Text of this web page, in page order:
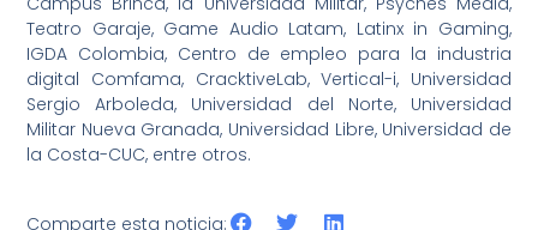
Teatro Garaje, Game Audio Latam, Latinx in Gaming,
IGDA Colombia, Centro de empleo para la industria
digital Comfama, CracktiveLab, Vertical-i, Universidad
Sergio Arboleda, Universidad del Norte, Universidad
Militar Nueva Granada, Universidad Libre, Universidad de
la Costa-CUC, entre otros.
Comparte esta noticia: